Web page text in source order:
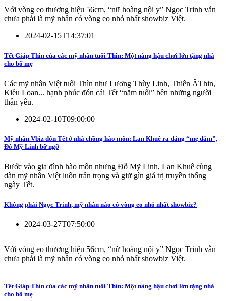
Với vòng eo thương hiệu 56cm, “nữ hoàng nội y” Ngọc Trinh vẫn
chưa phải là mỹ nhân có vòng eo nhỏ nhất showbiz Việt.
2024-02-15T14:37:01
Tết Giáp Thìn của các mỹ nhân tuổi Thìn: Một nàng hậu chơi lớn tặng nhà
cho bố mẹ
Các mỹ nhân Việt tuổi Thìn như Lương Thùy Linh, Thiên ÂThin,
Kiều Loan... hạnh phúc đón cái Tết “năm tuổi” bên những người
thân yêu.
2024-02-10T09:00:00
Mỹ nhân Vbiz đón Tết ở nhà chồng hào môn: Lan Khuê ra dáng “mẹ đảm”,
Đỗ Mỹ Linh bỡ ngỡ
Bước vào gia đình hào môn nhưng Đỗ Mỹ Linh, Lan Khuê cùng
dàn mỹ nhân Việt luôn trân trọng và giữ gìn giá trị truyền thống
ngày Tết.
Không phải Ngọc Trinh, mỹ nhân nào có vòng eo nhỏ nhất showbiz?
2024-03-27T07:50:00
Với vòng eo thương hiệu 56cm, “nữ hoàng nội y” Ngọc Trinh vẫn
chưa phải là mỹ nhân có vòng eo nhỏ nhất showbiz Việt.
Tết Giáp Thìn của các mỹ nhân tuổi Thìn: Một nàng hậu chơi lớn tặng nhà
cho bố mẹ